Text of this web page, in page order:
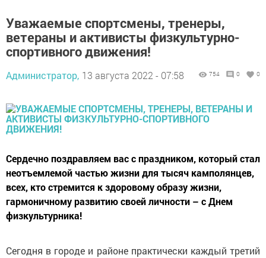
Уважаемые спортсмены, тренеры,
ветераны и активисты физкультурно-
спортивного движения!
Администратор, 13 августа 2022 - 07:58 754 0 0
Сердечно поздравляем вас с праздником, который стал
неотъемлемой частью жизни для тысяч камполянцев,
всех, кто стремится к здоровому образу жизни,
гармоничному развитию своей личности – с Днем
физкультурника!
Сегодня в городе и районе практически каждый третий